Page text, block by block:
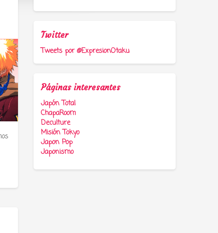
Twitter
Tweets por @ExpresionOtaku
Páginas interesantes
Japón Total
ChapaRoom
Deculture
Misión Tokyo
Japon Pop
Japonismo